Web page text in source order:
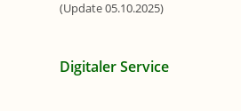
Digitaler Service